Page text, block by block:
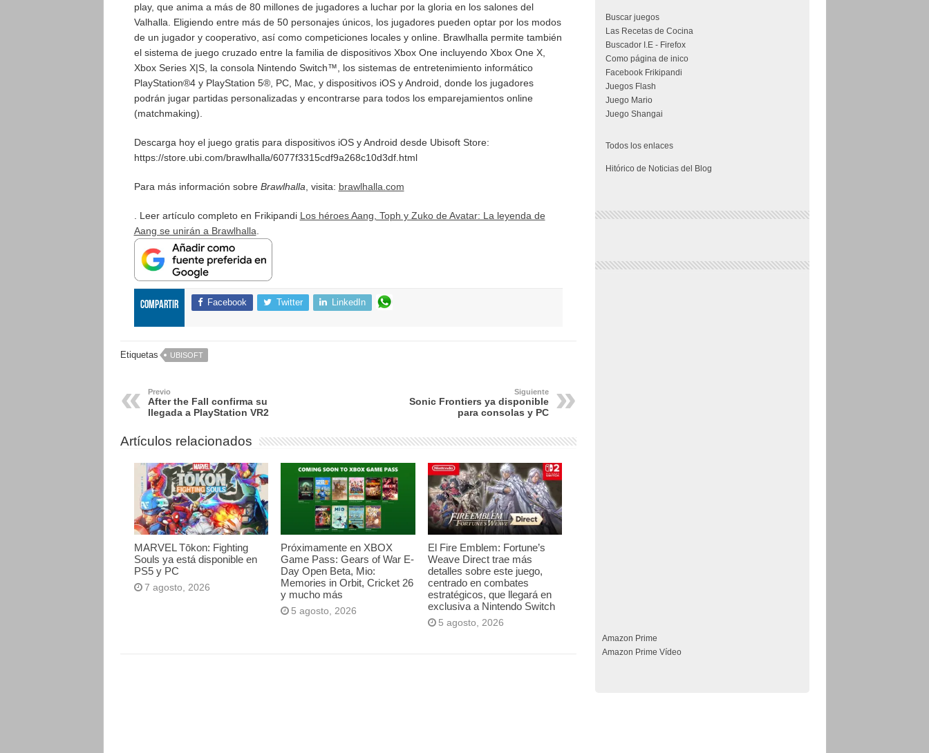
play, que anima a más de 80 millones de jugadores a luchar por la gloria en los salones del
Valhalla. Eligiendo entre más de 50 personajes únicos, los jugadores pueden optar por los modos
de un jugador y cooperativo, así como competiciones locales y online. Brawlhalla permite también
el sistema de juego cruzado entre la familia de dispositivos Xbox One incluyendo Xbox One X,
Xbox Series X|S, la consola Nintendo Switch™, los sistemas de entretenimiento informático
PlayStation®4 y PlayStation 5®, PC, Mac, y dispositivos iOS y Android, donde los jugadores
podrán jugar partidas personalizadas y encontrarse para todos los emparejamientos online
(matchmaking).
Descarga hoy el juego gratis para dispositivos iOS y Android desde Ubisoft Store:
https://store.ubi.com/brawlhalla/6077f3315cdf9a268c10d3df.html
Para más información sobre Brawlhalla , visita: brawlhalla.com
. Leer artículo completo en Frikipandi Los héroes Aang, Toph y Zuko de Avatar: La leyenda de
Aang se unirán a Brawlhalla
Compartir Facebook Twitter LinkedIn
Etiquetas UBISOFT
Previo
After the Fall confirma su
llegada a PlayStation VR2
Siguiente
Sonic Frontiers ya disponible
para consolas y PC
Artículos relacionados
MARVEL Tōkon: Fighting
Souls ya está disponible en
PS5 y PC
7 agosto, 2026
Próximamente en XBOX
Game Pass: Gears of War E-
Day Open Beta, Mio:
Memories in Orbit, Cricket 26
y mucho más
5 agosto, 2026
El Fire Emblem: Fortune’s
Weave Direct trae más
detalles sobre este juego,
centrado en combates
estratégicos, que llegará en
exclusiva a Nintendo Switch
5 agosto, 2026
Buscar juegos
Las Recetas de Cocina
Buscador I.E - Firefox
Como página de inico
Facebook Frikipandi
Juegos Flash
Juego Mario
Juego Shangai
Todos los enlaces
Hitórico de Noticias del Blog
Amazon Prime
Amazon Prime Vídeo